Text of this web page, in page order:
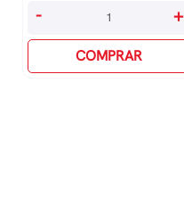
Antes
Me
- +
COMPRAR